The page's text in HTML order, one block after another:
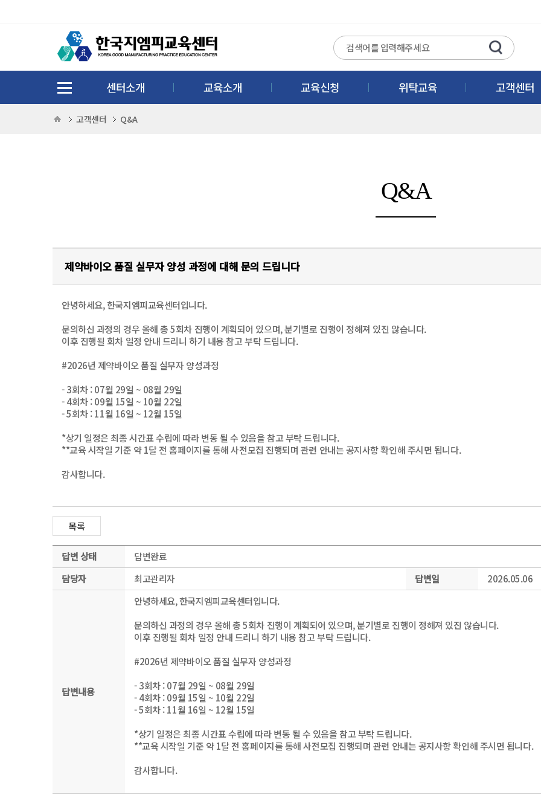
센터소개 교육소개 교육신청 위탁교육 고객센터
고객센터 Q&A
Q&A
제약바이오 품질 실무자 양성 과정에 대해 문의 드립니다
안녕하세요, 한국지엠피교육센터입니다.
문의하신 과정의 경우 올해 총 5회차 진행이 계획되어 있으며, 분기별로 진행이 정해져 있진 않습니다.
이후 진행될 회차 일정 안내 드리니 하기 내용 참고 부탁 드립니다.
#2026년 제약바이오 품질 실무자 양성과정
- 3회차 : 07월 29일 ~ 08월 29일
- 4회차 : 09월 15일 ~ 10월 22일
- 5회차 : 11월 16일 ~ 12월 15일
*상기 일정은 최종 시간표 수립에 따라 변동 될 수 있음을 참고 부탁 드립니다.
**교육 시작일 기준 약 1달 전 홈페이지를 통해 사전모집 진행되며 관련 안내는 공지사항 확인해 주시면 됩니다.
감사합니다.
답변 상태
답변완료
담당자
최고관리자 답변일 2026.05.06
답변내용
안녕하세요, 한국지엠피교육센터입니다.
문의하신 과정의 경우 올해 총 5회차 진행이 계획되어 있으며, 분기별로 진행이 정해져 있진 않습니다.
이후 진행될 회차 일정 안내 드리니 하기 내용 참고 부탁 드립니다.
#2026년 제약바이오 품질 실무자 양성과정
- 3회차 : 07월 29일 ~ 08월 29일
- 4회차 : 09월 15일 ~ 10월 22일
- 5회차 : 11월 16일 ~ 12월 15일
*상기 일정은 최종 시간표 수립에 따라 변동 될 수 있음을 참고 부탁 드립니다.
**교육 시작일 기준 약 1달 전 홈페이지를 통해 사전모집 진행되며 관련 안내는 공지사항 확인해 주시면 됩니다.
감사합니다.